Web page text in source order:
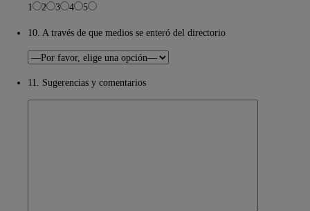
1 2 3 4 5
10. A través de que medios se enteró del directorio
11. Sugerencias y comentarios